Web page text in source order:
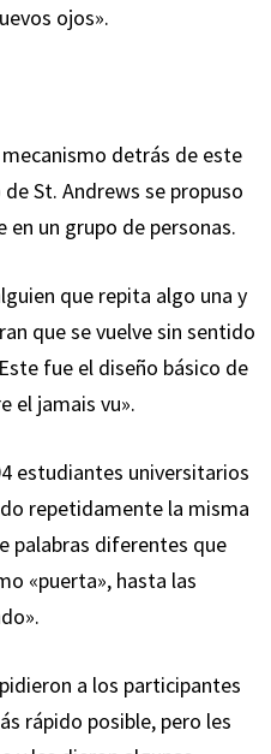
ojos».
detrás de este
St. Andrews se propuso
un grupo de personas.
que repita algo una y
que se vuelve sin sentido
fue el diseño básico de
el jamais vu».
estudiantes universitarios
repetidamente la misma
palabras diferentes que
«puerta», hasta las
a los participantes
rápido posible, pero les